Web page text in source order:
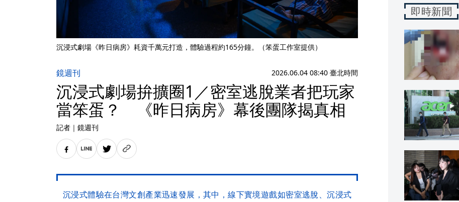
沉浸式劇場《昨日病房》耗資千萬元打造，體驗過程約165分鐘。（笨蛋工作室提供）
鏡週刊 2026.06.04 08:40 臺北時間
沉浸式劇場拚擴圈1／密室逃脫業者把玩家
當笨蛋？ 《昨日病房》幕後團隊揭真相
記者 ｜ 鏡週刊
沉浸式體驗在台灣文創產業迅速發展，其中，線下實境遊戲如密室逃脫、沉浸式
即時新聞